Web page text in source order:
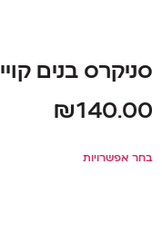
סניקרס בנים
₪140.00
בחר אפשרויות